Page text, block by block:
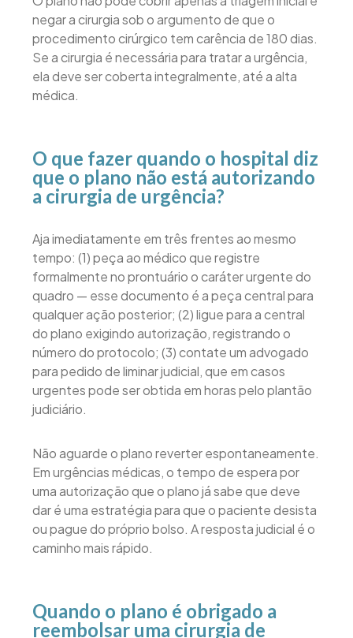
negar a cirurgia sob o argumento de que o
procedimento cirúrgico tem carência de 180 dias.
Se a cirurgia é necessária para tratar a urgência,
ela deve ser coberta integralmente, até a alta
médica.
O que fazer quando o hospital diz
que o plano não está autorizando
a cirurgia de urgência?
Aja imediatamente em três frentes ao mesmo
tempo: (1) peça ao médico que registre
formalmente no prontuário o caráter urgente do
quadro — esse documento é a peça central para
qualquer ação posterior; (2) ligue para a central
do plano exigindo autorização, registrando o
número do protocolo; (3) contate um advogado
para pedido de liminar judicial, que em casos
urgentes pode ser obtida em horas pelo plantão
judiciário.
Não aguarde o plano reverter espontaneamente.
Em urgências médicas, o tempo de espera por
uma autorização que o plano já sabe que deve
dar é uma estratégia para que o paciente desista
ou pague do próprio bolso. A resposta judicial é o
caminho mais rápido.
Quando o plano é obrigado a
reembolsar uma cirurgia de